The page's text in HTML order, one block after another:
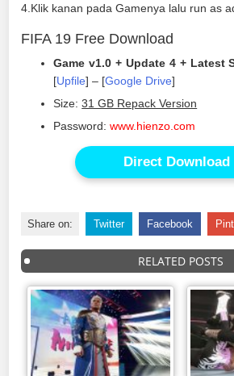
4.Klik kanan pada Gamenya lalu run as
FIFA 19 Free Download
Game v1.0 + Update 4 + Latest
[Upfile] – [Google Drive]
Size:31 GB Repack Version
Password:www.hienzo.com
Direct Download
Share on: Twitter Facebook
RELATED POSTS